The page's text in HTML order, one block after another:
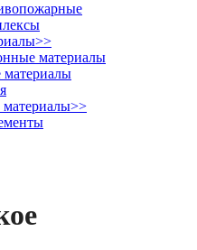
>>
материалы
>>